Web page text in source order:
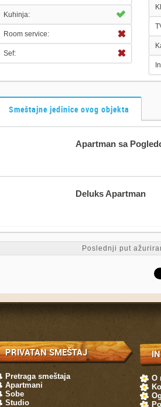
Kuhinja:
Room service:
Sef:
Smeštajne jedinice ovog objekta
Apartman sa
Deluks Apartman
Poslednji put
PRIVATAN SMEŠTAJ
Pretraga smeštaja
Apartmani
Sobe
Studio
O